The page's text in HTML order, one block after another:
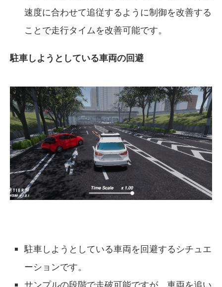
速度に合わせて追従するように制御を改善する
ことで走行タイムを改善可能です。
駐車しようとしている車両の回避
駐車しようとしている車両を回避するシチュエ
ーションです。
サンプルの段階で走破可能ですが、車両を追い